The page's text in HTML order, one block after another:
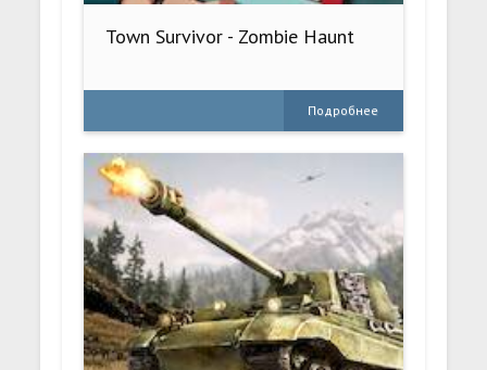
Town Survivor - Zombie Haunt
Подробнее